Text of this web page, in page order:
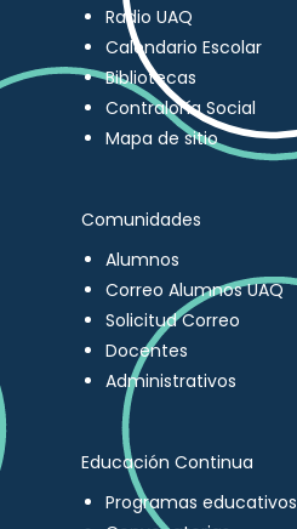
Radio UAQ
Calendario Escolar
Bibliotecas
Contraloría Social
Mapa de sitio
Comunidades
Alumnos
Correo Alumnos UAQ
Solicitud Correo
Docentes
Administrativos
Educación Continua
Programas educativos